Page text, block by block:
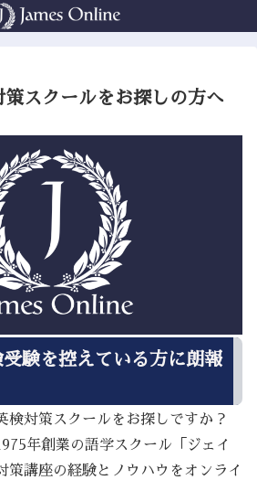
スクールをお探しの方へ
験を控えている方に朗報
検対策スクールをお探しですか？
年創業の語学スクール「ジェイ
策講座の経験とノウハウをオンライ